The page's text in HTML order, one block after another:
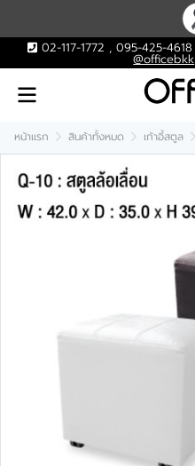
02-117-1772 , 095-425-4618
@officebkk
หน้าแรก สินค้าทั้งหมด เก้าอี้สตูล